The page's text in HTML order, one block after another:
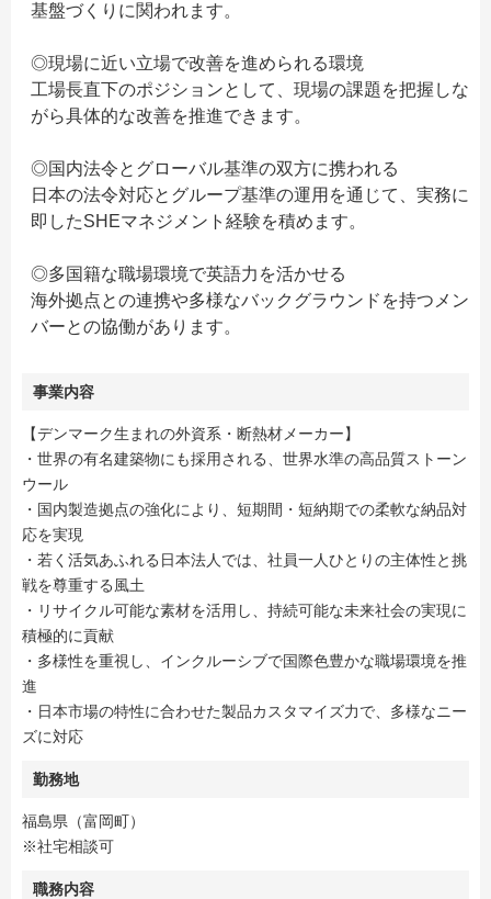
基盤づくりに関われます。
◎現場に近い立場で改善を進められる環境
工場長直下のポジションとして、現場の課題を把握しな
がら具体的な改善を推進できます。
◎国内法令とグローバル基準の双方に携われる
日本の法令対応とグループ基準の運用を通じて、実務に
即したSHEマネジメント経験を積めます。
◎多国籍な職場環境で英語力を活かせる
海外拠点との連携や多様なバックグラウンドを持つメン
バーとの協働があります。
事業内容
【デンマーク生まれの外資系・断熱材メーカー】
・世界の有名建築物にも採用される、世界水準の高品質ストーン
ウール
・国内製造拠点の強化により、短期間・短納期での柔軟な納品対
応を実現
・若く活気あふれる日本法人では、社員一人ひとりの主体性と挑
戦を尊重する風土
・リサイクル可能な素材を活用し、持続可能な未来社会の実現に
積極的に貢献
・多様性を重視し、インクルーシブで国際色豊かな職場環境を推
進
・日本市場の特性に合わせた製品カスタマイズ力で、多様なニー
ズに対応
勤務地
福島県（富岡町）
※社宅相談可
職務内容